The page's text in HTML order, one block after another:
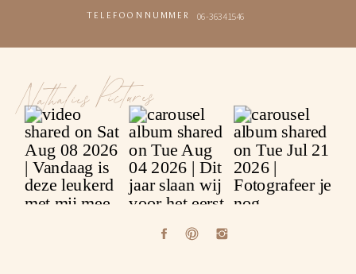
Nathalies Pictures
06-36341546
TELEFOONNUMMER